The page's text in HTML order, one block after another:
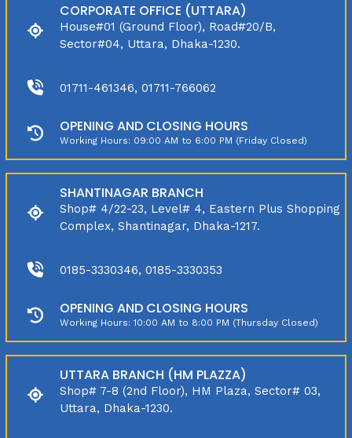
CORPORATE OFFICE (UTTARA)
House#01 (Ground Floor), Road#20/B,
Sector#04, Uttara, Dhaka-1230.
01711-461346, 01711-766062
OPENING AND CLOSING HOURS
Working Hours: 09:00 AM to 6:00 PM (Friday Closed)
SHANTINAGAR BRANCH
Shop# 4/22-23, Level# 4, Eastern Plus Shopping
Complex, Shantinagar, Dhaka-1217.
0185-3330346, 0185-3330353
OPENING AND CLOSING HOURS
Working Hours: 10:00 AM to 8:00 PM (Thursday Closed)
UTTARA BRANCH (HM PLAZZA)
Shop# 7-8 (2nd Floor), HM Plaza, Sector# 03,
Uttara, Dhaka-1230.